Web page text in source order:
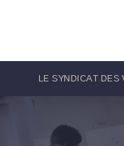
LE SYNDICAT